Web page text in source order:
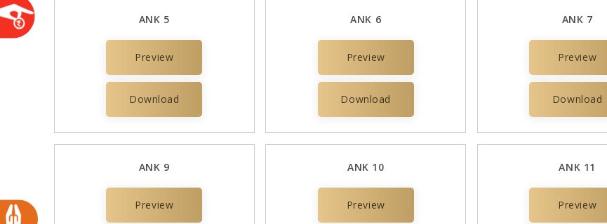
ANK 5
Preview
Download
ANK 6
Preview
Download
ANK 7
Preview
Download
ANK 9
Preview
ANK 10
Preview
ANK 11
Preview